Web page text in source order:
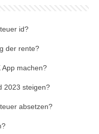
id?
der rente?
App machen?
2023 steigen?
absetzen?